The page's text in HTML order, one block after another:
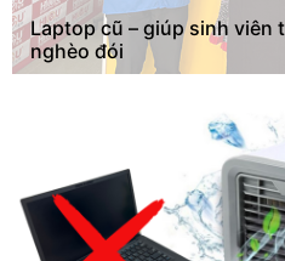
Laptop cũ – giúp sinh viên
nghèo đói